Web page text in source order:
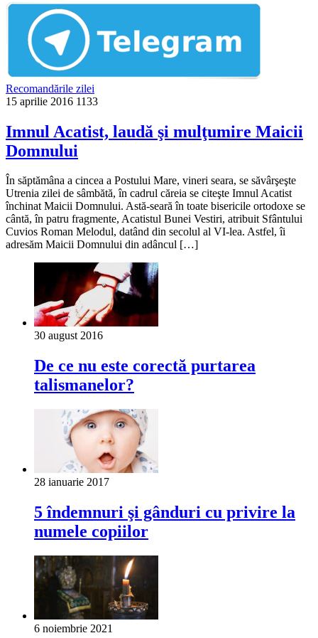
Recomandările zilei
15 aprilie 2016 1133
Imnul Acatist, laudă şi mulţumire Maicii
Domnului
În săptămâna a cincea a Postului Mare, vineri seara, se săvârşeşte
Utrenia zilei de sâmbătă, în cadrul căreia se citeşte Imnul Acatist
închinat Maicii Domnului. Astă-seară în toate bisericile ortodoxe se
cântă, în patru fragmente, Acatistul Bunei Vestiri, atribuit Sfântului
Cuvios Roman Melodul, datând din secolul al VI-lea. Astfel, îi
adresăm Maicii Domnului din adâncul […]
30 august 2016
De ce nu este corectă purtarea
talismanelor?
28 ianuarie 2017
5 îndemnuri şi gânduri cu privire la
numele copiilor
6 noiembrie 2021